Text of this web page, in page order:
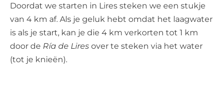
Doordat we starten in Lires steken we een stukje
van 4 km af. Als je geluk hebt omdat het laagwater
is als je start, kan je die 4 km verkorten tot 1 km
door de Ría de Lires over te steken via het water
(tot je knieën).